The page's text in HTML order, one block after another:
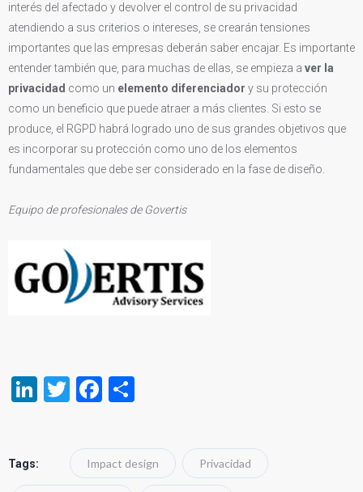
interés del afectado y devolver el control de su privacidad
atendiendo a sus criterios o intereses, se crearán tensiones
importantes que las empresas deberán saber encajar. Es importante
entender también que, para muchas de ellas, se empieza a ver la
privacidad como un elemento diferenciador y su protección
como un beneficio que puede atraer a más clientes. Si esto se
produce, el RGPD habrá logrado uno de sus grandes objetivos que
es incorporar su protección como uno de los elementos
fundamentales que debe ser considerado en la fase de diseño.
Equipo de profesionales de Govertis
LinkedIn
TwitterFacebook
Tags: Impact design Privacidad